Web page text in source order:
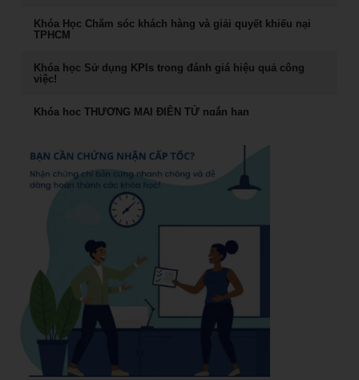
khoá học Kỹ Năng Phỏng Vấn Tuyển Dụng
Rèn Luyện Văn Phong Của CEO
Đào tạo Marketing Online Cấp Tốc
Khóa học phong thủy ứng dụng dành cho doanh nhân
khóa học Livestream bán hàng đỉnh cao
Chiến lược dẫn đầu và hệ vận hành 7S
Khóa học Quản Đốc Sản Xuất
Khóa học đào tạo giảng viên nội bộ
Khóa học Trưởng Phòng Kinh Doanh Chuyên Nghiệp
Khóa học nâng cao năng lực Quản Trị cho Quản Lý Cấp
Khóa Học Chăm sóc khách hàng và giải quyết khiếu nại
TPHCM
Khóa học Sử dụng KPIs trong đánh giá hiệu quả công
việc!
Khóa học THƯƠNG MẠI ĐIỆN TỬ ngắn hạn
Cách đăng bán hàng trên Facebook hiệu quả
Khóa học livestream bán hàng chuyên nghiệp
Khóa học giám đốc kênh phân phối tại TPHCM
Khóa học giám đốc chuỗi bán Lẻ tại TPHCM
Khóa Học Marketing Digital Tại HCM
Khóa Học Đào tạo Marketing Online Cấp Tốc tại HCM
CEO & chiến lược tái cơ cấu doanh nghiệp sau khủng